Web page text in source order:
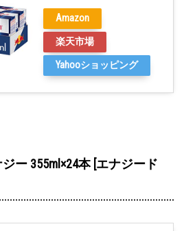
Amazon
楽天市場
Yahooショッピング
ー 355ml×24本 [エナジード